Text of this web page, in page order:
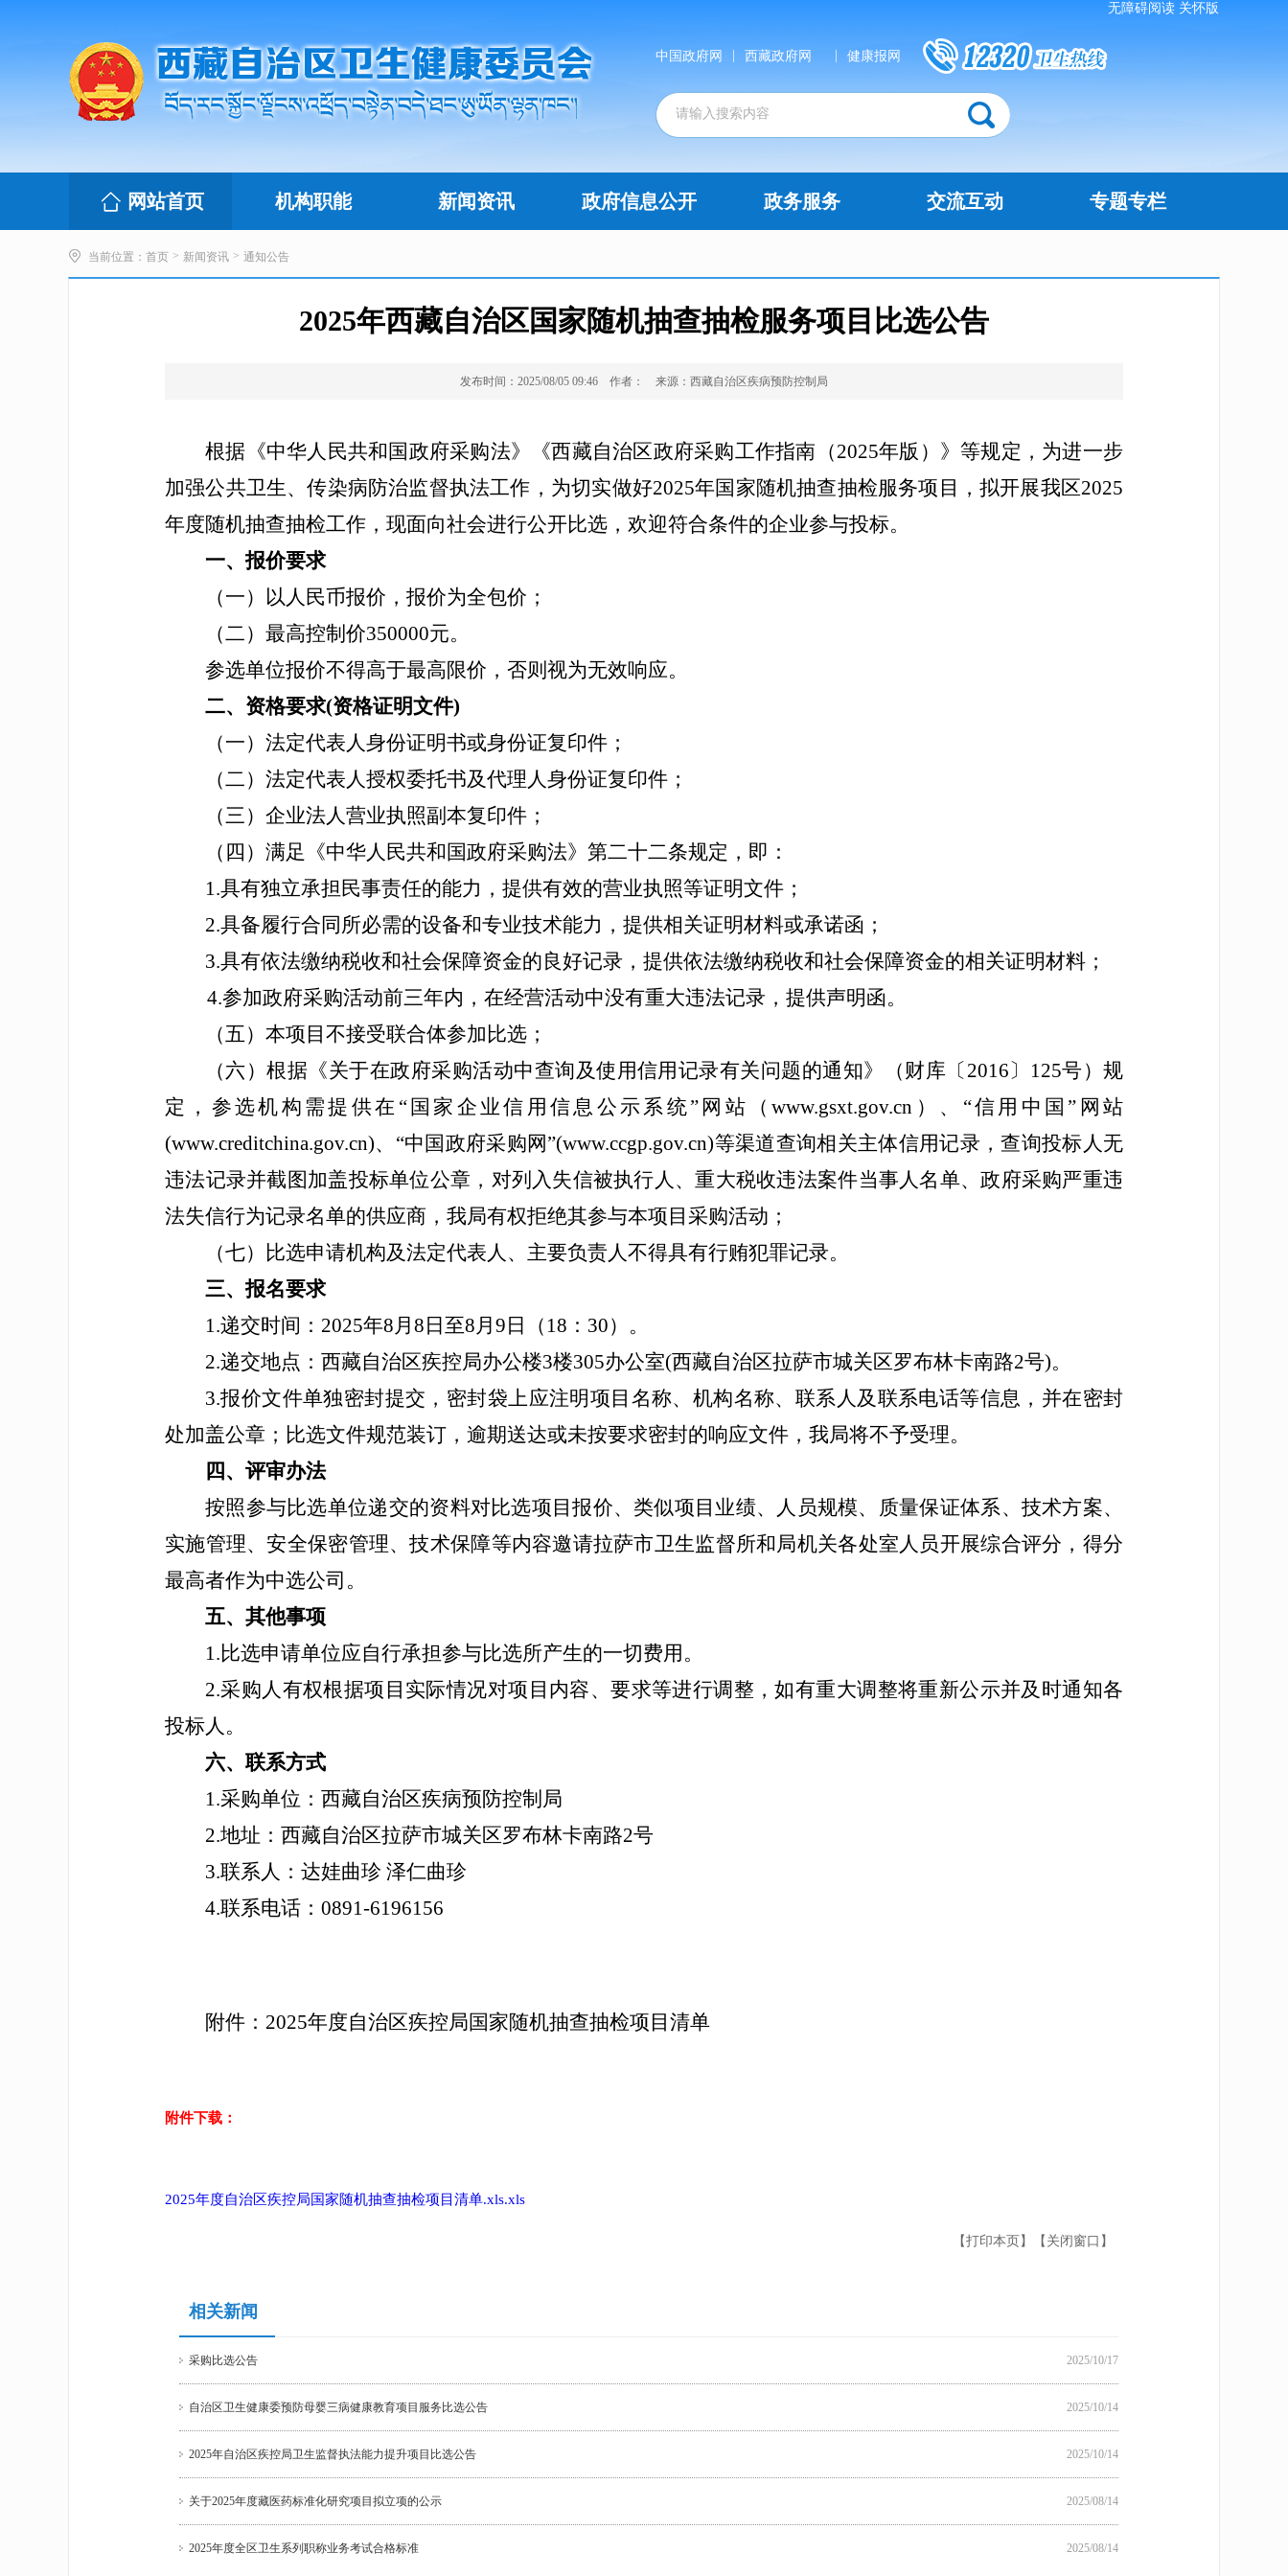
无障碍阅读 关怀版
中国政府网 西藏政府网 健康报网
网站首页 机构职能 新闻资讯 政府信息公开 政务服务 交流互动 专题专栏
当前位置： 首页 > 新闻资讯 > 通知公告
2025年西藏自治区国家随机抽查抽检服务项目比选公告
发布时间：2025/08/05 09:46 作者： 来源：西藏自治区疾病预防控制局
根据《中华人民共和国政府采购法》《西藏自治区政府采购工作指南（2025年版）》等规定，为进一步
加强公共卫生、传染病防治监督执法工作，为切实做好2025年国家随机抽查抽检服务项目，拟开展我区2025
年度随机抽查抽检工作，现面向社会进行公开比选，欢迎符合条件的企业参与投标。
一、报价要求
（一）
以人民币报价，报价为全包价；
（二） 最高控制价350000元。
参选单位报价不得高于最高限价，否则视为无效响应。
二、资格要求(资格证明文件)
（一） 法定代表人身份证明书或身份证复印件；
（二） 法定代表人授权委托书及代理人身份证复印件；
（三） 企业法人营业执照副本复印件；
（四） 满足《中华人民共和国政府采购法》第二十二条规定，即：
1.具有独立承担民事责任的能力，提供有效的营业执照等证明文件；
2.具备履行合同所必需的设备和专业技术能力，提供相关证明材料或承诺函；
3.具有依法缴纳税收和社会保障资金的良好记录，提供依法缴纳税收和社会保障资金的相关证明材料；
4.参加政府采购活动前三年内，在经营活动中没有重大违法记录，提供声明函。
（五） 本项目不接受联合体参加比选；
（六）根据《关于在政府采购活动中查询及使用信用记录有关问题的通知》（财库〔2016〕125号）规
定，参选机构需提供在“国家企业信用信息公示系统”网站（www.gsxt.gov.cn）、“信用中国”网站
(www.creditchina.gov.cn)、“中国政府采购网”(www.ccgp.gov.cn)等渠道查询相关主体信用记录，查询投标人无
违法记录并截图加盖投标单位公章，对列入失信被执行人、重大税收违法案件当事人名单、政府采购严重违
法失信行为记录名单的供应商，我局有权拒绝其参与本项目采购活动；
（七）
比选申请机构及法定代表人、主要负责人不得具有行贿犯罪记录。
三、报名要求
1.递交时间：2025年8月8日至8月9日（18：30）。
2.递交地点：西藏自治区疾控局办公楼3楼305办公室(西藏自治区拉萨市城关区罗布林卡南路2号)。
3.报价文件单独密封提交，密封袋上应注明项目名称、机构名称、联系人及联系电话等信息，并在密封
处加盖公章；比选文件规范装订，逾期送达或未按要求密封的响应文件，我局将不予受理。
四、评审办法
按照参与比选单位递交的资料对比选项目报价、类似项目业绩、人员规模、质量保证体系、技术方案、
实施管理、安全保密管理、技术保障等内容邀请拉萨市卫生监督所和局机关各处室人员开展综合评分，得分
最高者作为中选公司。
五、其他事项
1.比选申请单位应自行承担参与比选所产生的一切费用。
2.采购人有权根据项目实际情况对项目内容、要求等进行调整，如有重大调整将重新公示并及时通知各
投标人。
六、联系方式
1.采购单位：西藏自治区疾病预防控制局
2.地址：西藏自治区拉萨市城关区罗布林卡南路2号
3.联系人：达娃曲珍 泽仁曲珍
4.联系电话：0891-6196156
附件：2025年度自治区疾控局国家随机抽查抽检项目清单
附件下载：
2025年度自治区疾控局国家随机抽查抽检项目清单.xls.xls
【关闭窗口】
【打印本页】
相关新闻
采购比选公告 2025/10/17
自治区卫生健康委预防母婴三病健康教育项目服务比选公告 2025/10/14
2025年自治区疾控局卫生监督执法能力提升项目比选公告 2025/10/14
关于2025年度藏医药标准化研究项目拟立项的公示 2025/08/14
2025年度全区卫生系列职称业务考试合格标准 2025/08/14